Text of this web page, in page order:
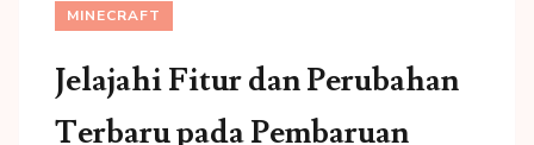
MINECRAFT
Jelajahi Fitur dan Perubahan
Terbaru pada Pembaruan